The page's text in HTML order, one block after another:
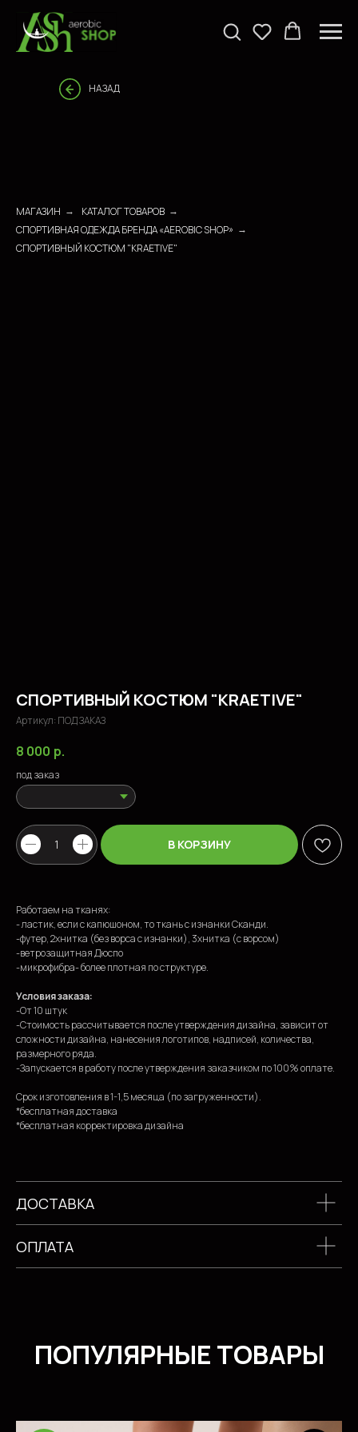
НАЗАД
МАГАЗИН → КАТАЛОГ ТОВАРОВ →
СПОРТИВНАЯ ОДЕЖДА БРЕНДА «AEROBIC SHOP» →
СПОРТИВНЫЙ КОСТЮМ "KRAETIVE"
СПОРТИВНЫЙ КОСТЮМ "KRAETIVE"
Артикул: ПОД ЗАКАЗ
8 000 р.
под заказ
В КОРЗИНУ
Работаем на тканях:
- ластик, если с капюшоном, то ткань с изнанки Сканди.
-футер, 2хнитка (без ворса с изнанки), 3хнитка (с ворсом)
-ветрозащитная Дюспо
-микрофибра- более плотная по структуре.
Условия заказа:
-От 10 штук
-Стоимость рассчитывается после утверждения дизайна, зависит от
сложности дизайна, нанесения логотипов, надписей, количества,
размерного ряда.
-Запускается в работу после утверждения заказчиком по 100% оплате.
Срок изготовления в 1-1,5 месяца (по загруженности).
*бесплатная доставка
*бесплатная корректировка дизайна
ДОСТАВКА
ОПЛАТА
ПОПУЛЯРНЫЕ ТОВАРЫ